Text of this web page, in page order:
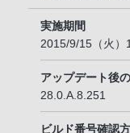
実施期間
2015/9/15（火）
アップデート後
28.0.A.8.251
ビルド番号確認